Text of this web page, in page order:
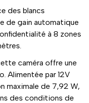
des blancs
de gain automatique
à 8 zones
caméra offre une
Alimentée par 12V
maximale de 7,92 W,
des conditions de